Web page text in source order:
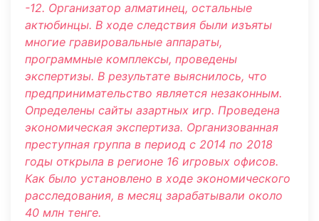
-12. Организатор алматинец, остальные
актюбинцы. В ходе следствия были изъяты
многие гравировальные аппараты,
программные комплексы, проведены
экспертизы. В результате выяснилось, что
предпринимательство является незаконным.
Определены сайты азартных игр. Проведена
экономическая экспертиза. Организованная
преступная группа в период с 2014 по 2018
годы открыла в регионе 16 игровых офисов.
Как было установлено в ходе экономического
расследования, в месяц зарабатывали около
40 млн тенге.